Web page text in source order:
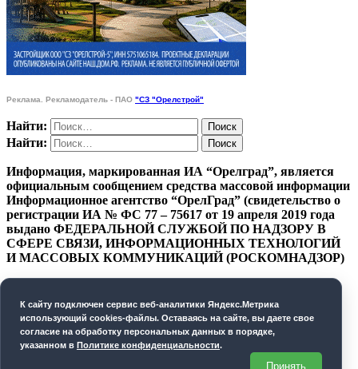
Реклама. Рекламодатель - ПАО "СЗ "Орелстрой"
Найти:
Найти:
Информация, маркированная ИА “Орелград”, является
официальным сообщением средства массовой информации
Информационное агентство “ОрелГрад” (свидетельство о
регистрации ИА № ФС 77 – 75617 от 19 апреля 2019 года
выдано ФЕДЕРАЛЬНОЙ СЛУЖБОЙ ПО НАДЗОРУ В
СФЕРЕ СВЯЗИ, ИНФОРМАЦИОННЫХ ТЕХНОЛОГИЙ
И МАССОВЫХ КОММУНИКАЦИЙ (РОСКОМНАДЗОР)
СОГЛАСИЕ НА ОБРАБОТКУ ПЕРСОНАЛЬНЫХ
ДАННЫХ
К cайту подключен сервис веб-аналитики Яндекс.Метрика
использующий cookies-файлы. Оставаясь на сайте, вы даете свое
согласие на обработку персональных данных в порядке,
указанном в Политике конфиденциальности.
Принять